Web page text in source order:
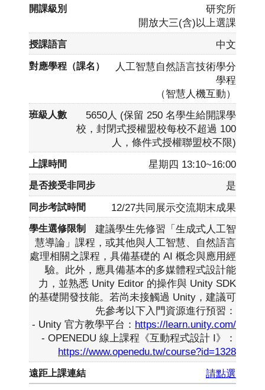
研究所
開放大三(含)以上選課
中文
人工智慧自然語言技術學分
學程
（智慧人機互動）
5650人 (保留 250 名學生給開課學
校，封閉式授權盟校每校不超過 100
人，條件式授權聯盟校不限)
星期四 13:10~16:00
是
12/27共同展示交流期末成果
建議學生先修習「生成式人工智
慧導論」課程，或其他與人工智慧、自然語言
處理相關之課程，具備基礎的 AI 概念與應用經
驗。此外，應具備基本的多媒體程式設計能
力，並熟悉 Unity Editor 的操作與 Unity SDK
的基礎開發技能。若尚未接觸過 Unity，建議可
先參考以下入門資源進行預習：
- Unity 官方教學平台： https://learn.unity.com/
- OPENEDU 線上課程《互動程式設計 I》：
https://www.openedu.tw/course?id=1328
請點選